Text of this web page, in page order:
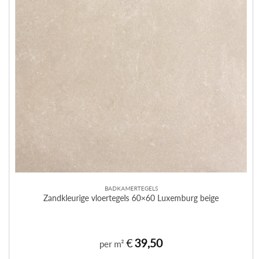
BADKAMERTEGELS
Zandkleurige vloertegels 60×60 Luxemburg beige
per m² €39,50